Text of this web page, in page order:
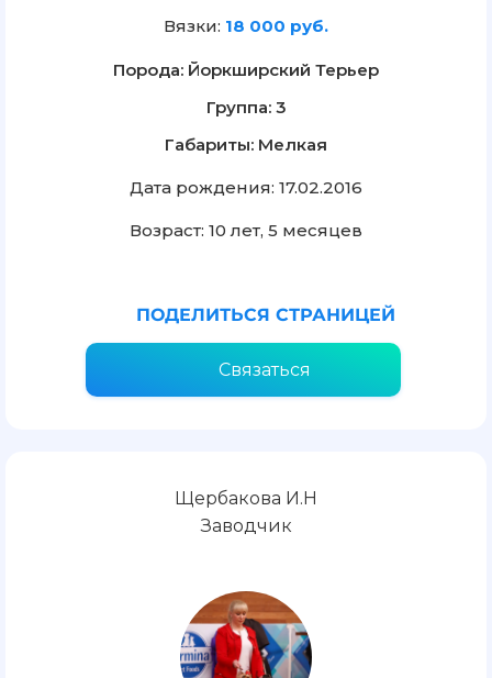
Вязки: 18 000 руб.
Порода: Йоркширский Терьер
Группа: 3
Габариты: Мелкая
Дата рождения: 17.02.2016
Возраст: 10 лет, 5 месяцев
ПОДЕЛИТЬСЯ СТРАНИЦЕЙ
Связаться
Щербакова И.Н
Заводчик